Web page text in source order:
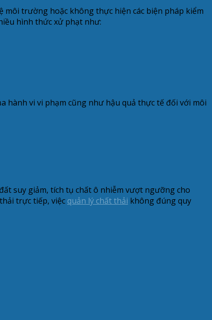
môi trường hoặc không thực hiện các biện pháp kiểm
hình thức xử phạt như:
hành vi vi phạm cũng như hậu quả thực tế đối với môi
suy giảm, tích tụ chất ô nhiễm vượt ngưỡng cho
trực tiếp, việc quản lý chất thải không đúng quy